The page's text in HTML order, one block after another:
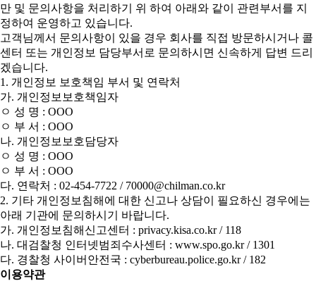
만 및 문의사항을 처리하기 위 하여 아래와 같이 관련부서를 지
정하여 운영하고 있습니다.
고객님께서 문의사항이 있을 경우 회사를 직접 방문하시거나 콜
센터 또는 개인정보 담당부서로 문의하시면 신속하게 답변 드리
겠습니다.
1. 개인정보 보호책임 부서 및 연락처
가. 개인정보보호책임자
ㅇ 성 명 : OOO
ㅇ 부 서 : OOO
나. 개인정보보호담당자
ㅇ 성 명 : OOO
ㅇ 부 서 : OOO
다. 연락처 : 02-454-7722 / 70000@chilman.co.kr
2. 기타 개인정보침해에 대한 신고나 상담이 필요하신 경우에는
아래 기관에 문의하시기 바랍니다.
가. 개인정보침해신고센터 : privacy.kisa.co.kr / 118
나. 대검찰청 인터넷범죄수사센터 : www.spo.go.kr / 1301
다. 경찰청 사이버안전국 : cyberbureau.police.go.kr / 182
이용약관